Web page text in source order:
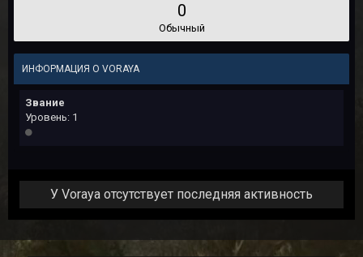
0
Обычный
ИНФОРМАЦИЯ О VORAYA
Звание
Уровень: 1
У Voraya отсутствует последняя активность